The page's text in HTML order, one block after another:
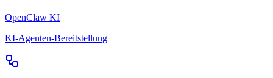
OpenClaw KI
KI-Agenten-Bereitstellung